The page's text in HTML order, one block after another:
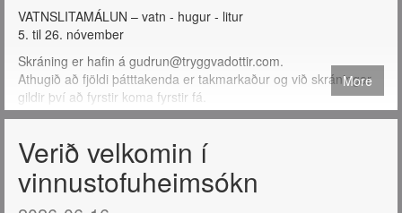
VATNSLITAMÁLUN – vatn - hugur - litur
5. til 26. nóvember
Skráning er hafin á gudrun@tryggvadottir.com.
Athugið að fjöldi þátttakenda er takmarkaður og við skráningar
gildir því að fyrstir koma fyrstir fá.
More
Verið velkomin í
vinnustofuheimsókn